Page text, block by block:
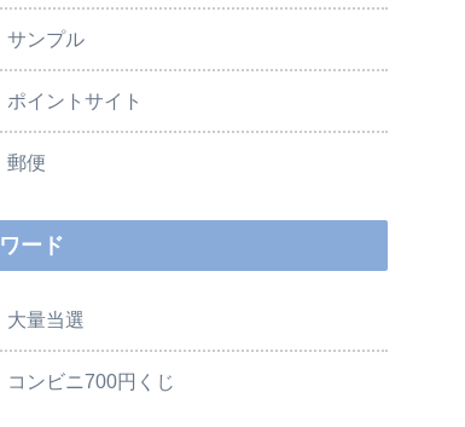
サンプル
ポイントサイト
郵便
ワード
大量当選
コンビニ700円くじ